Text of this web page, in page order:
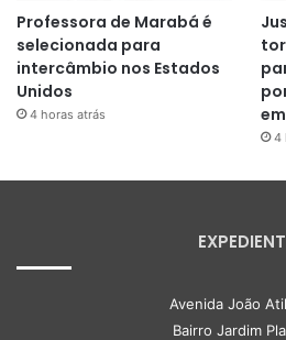
Professora de Marabá é
selecionada para
intercâmbio nos Estados
Unidos
4 horas atrás
4
Avenida João
Bairro Jardim